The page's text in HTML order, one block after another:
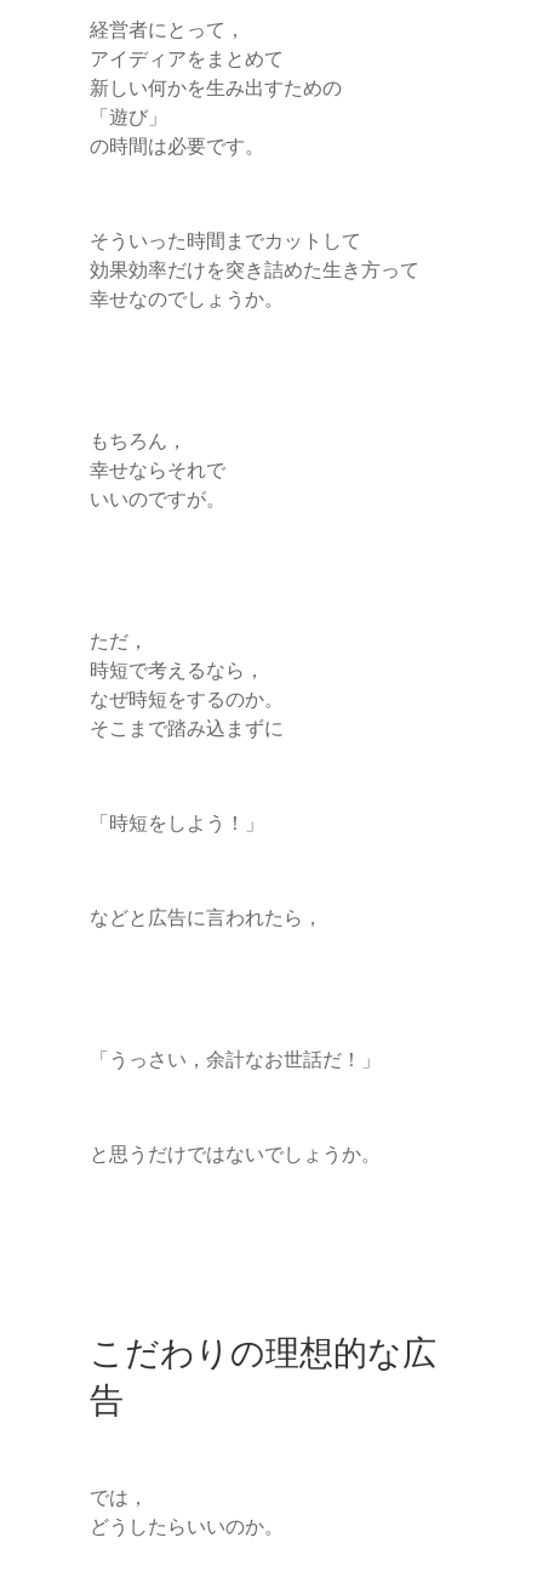
経営者にとって，
アイディアをまとめて
新しい何かを生み出すための
「遊び」
の時間は必要です。
そういった時間までカットして
効果効率だけを突き詰めた生き方って
幸せなのでしょうか。
もちろん，
幸せならそれで
いいのですが。
ただ，
時短で考えるなら，
なぜ時短をするのか。
そこまで踏み込まずに
「時短をしよう！」
などと広告に言われたら，
「うっさい，余計なお世話だ！」
と思うだけではないでしょうか。
こだわりの理想的な広
告
では，
どうしたらいいのか。